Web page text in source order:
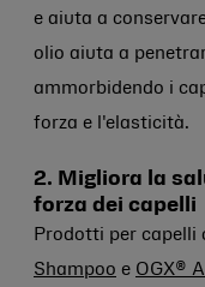
e aiuta a
olio aiuta a
ammorbidendo i
forza e l'elasticità.
2. Migliora la
forza dei capelli
Prodotti per capelli
Shampoo e OGX®